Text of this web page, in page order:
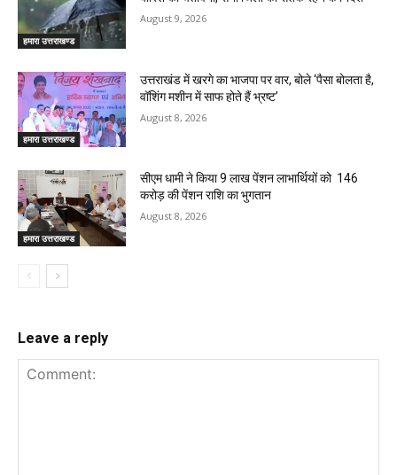
हमारा उत्तराखण्ड
August 9, 2026
हमारा उत्तराखण्ड
उत्तराखंड में खरगे का भाजपा पर वार, बोले ‘पैसा बोलता है,
वॉशिंग मशीन में साफ होते हैं भ्रष्ट’
August 8, 2026
हमारा उत्तराखण्ड
सीएम धामी ने किया 9 लाख पेंशन लाभार्थियों को ₹ 146
करोड़ की पेंशन राशि का भुगतान
August 8, 2026
Leave a reply